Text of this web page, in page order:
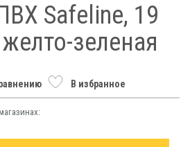
Safeline, 19
зеленая
В избранное